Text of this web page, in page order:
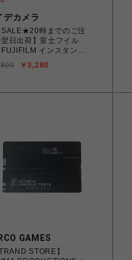
デカメラ
時までのご注
日出荷】富士フイル
インスタント
ド 2パック(10枚入×2)
￥3,280
GAMES
STORE】